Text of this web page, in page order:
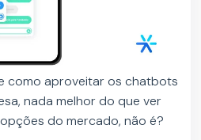
como aproveitar os chatbots
nada melhor do que ver
do mercado, não é?